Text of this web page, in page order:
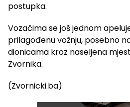
postupka.
Vozačima se još jednom
prilagođenu vožnju, posebno
dionicama kroz naseljena
Zvornika.
(Zvornicki.ba)